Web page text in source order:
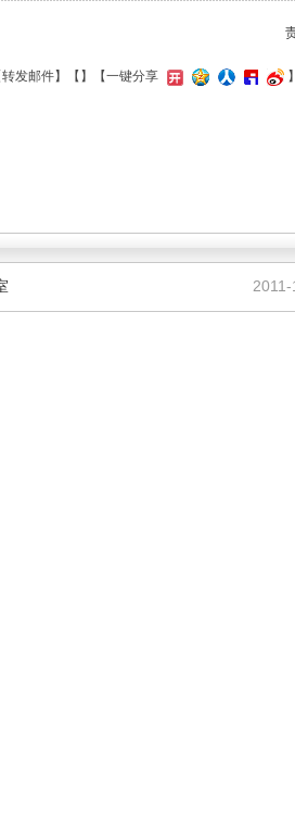
转发邮件】【 】 【一键分享 】